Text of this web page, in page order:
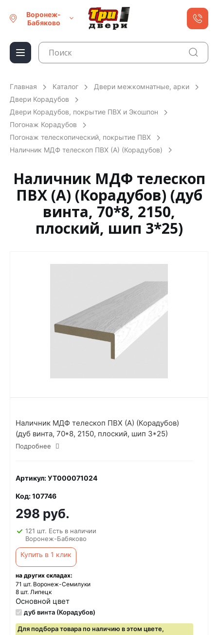
Воронеж-
Бабяково
Главная Каталог
Двери межкомнатные, арки
Двери Корадубов
Двери Корадубов, покрытие ПВХ и Экошпон
Погонаж Корадубов
Погонаж телескопический, покрытие ПВХ
Наличник МДФ телескоп ПВХ (А) (Корадубов)
Наличник МДФ телескоп
ПВХ (А) (Корадубов) (дуб
винта, 70*8, 2150,
плоский, шип 3*25)
Наличник МДФ телескоп ПВХ (А) (Корадубов)
(дуб винта, 70*8, 2150, плоский, шип 3*25)
Подробнее
Артикул: УТ000071024
Код: 107746
298 руб.
121 шт. Есть в наличии
Воронеж-Бабяково
Купить в 1 клик
на других складах:
71 шт. Воронеж-Семилуки
8 шт. Липецк
Основной цвет
дуб винта (Корадубов)
Для подбора товара по наличию в этом цвете,